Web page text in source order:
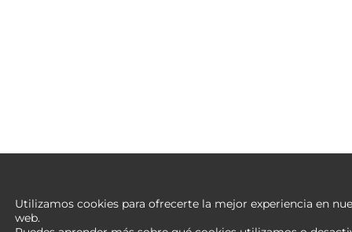
Utilizamos cookies para ofrecerte la mejor experiencia en
web.